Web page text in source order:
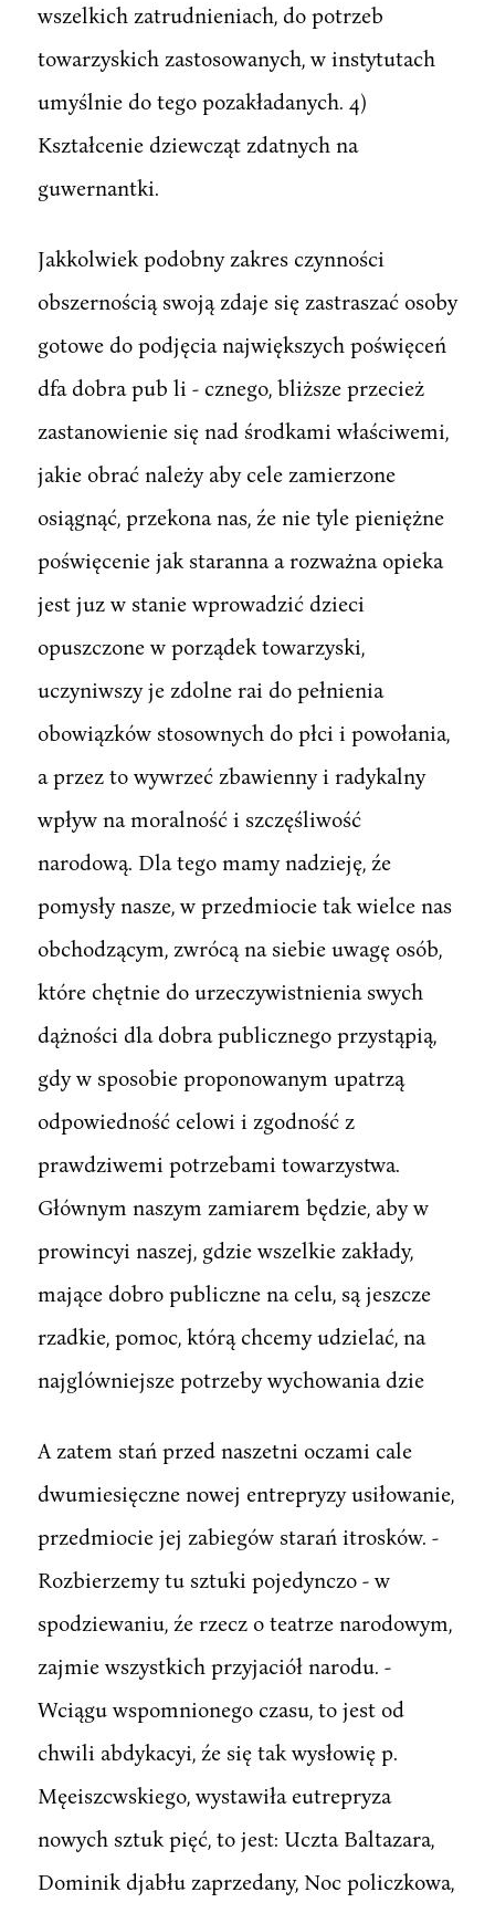
wszelkich zatrudnieniach, do potrzeb
towarzyskich zastosowanych, w instytutach
umyślnie do tego pozakładanych. 4)
Kształcenie dziewcząt zdatnych na
guwernantki.
Jakkolwiek podobny zakres czynności
obszernością swoją zdaje się zastraszać osoby
gotowe do podjęcia największych poświęceń
dfa dobra pub li - cznego, bliższe przecież
zastanowienie się nad środkami właściwemi,
jakie obrać należy aby cele zamierzone
osiągnąć, przekona nas, źe nie tyle pieniężne
poświęcenie jak staranna a rozważna opieka
jest juz w stanie wprowadzić dzieci
opuszczone w porządek towarzyski,
uczyniwszy je zdolne rai do pełnienia
obowiązków stosownych do płci i powołania,
a przez to wywrzeć zbawienny i radykalny
wpływ na moralność i szczęśliwość
narodową. Dla tego mamy nadzieję, źe
pomysły nasze, w przedmiocie tak wielce nas
obchodzącym, zwrócą na siebie uwagę osób,
które chętnie do urzeczywistnienia swych
dążności dla dobra publicznego przystąpią,
gdy w sposobie proponowanym upatrzą
odpowiedność celowi i zgodność z
prawdziwemi potrzebami towarzystwa.
Głównym naszym zamiarem będzie, aby w
prowincyi naszej, gdzie wszelkie zakłady,
mające dobro publiczne na celu, są jeszcze
rzadkie, pomoc, którą chcemy udzielać, na
najglówniejsze potrzeby wychowania dzie
A zatem stań przed naszetni oczami cale
dwumiesięczne nowej entrepryzy usiłowanie,
przedmiocie jej zabiegów starań itrosków. -
Rozbierzemy tu sztuki pojedynczo - w
spodziewaniu, źe rzecz o teatrze narodowym,
zajmie wszystkich przyjaciół narodu. -
Wciągu wspomnionego czasu, to jest od
chwili abdykacyi, źe się tak wysłowię p.
Męeiszcwskiego, wystawiła eutrepryza
nowych sztuk pięć, to jest: Uczta Baltazara,
Dominik djabłu zaprzedany, Noc policzkowa,